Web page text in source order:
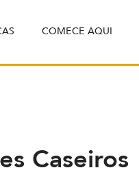
COMECE AQUI
Caseiros